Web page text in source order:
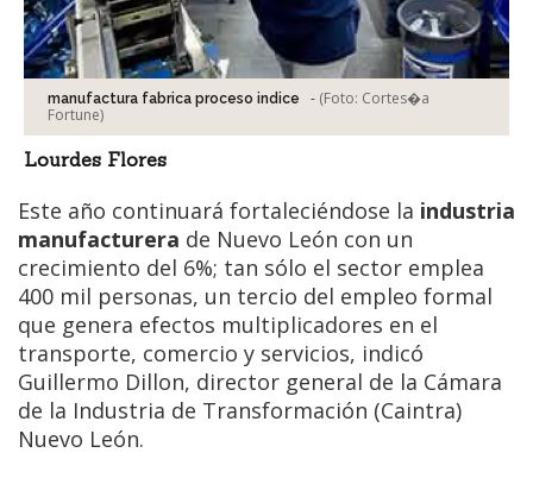
manufactura fabrica proceso indice - (Foto: Cortes�a
Fortune)
Lourdes Flores
Este año continuará fortaleciéndose la industria
manufacturera de Nuevo León con un
crecimiento del 6%; tan sólo el sector emplea
400 mil personas, un tercio del empleo formal
que genera efectos multiplicadores en el
transporte, comercio y servicios, indicó
Guillermo Dillon, director general de la Cámara
de la Industria de Transformación (Caintra)
Nuevo León.